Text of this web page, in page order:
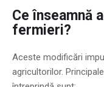
Ce înseamnă
fermieri?
Aceste modificări
agricultorilor.